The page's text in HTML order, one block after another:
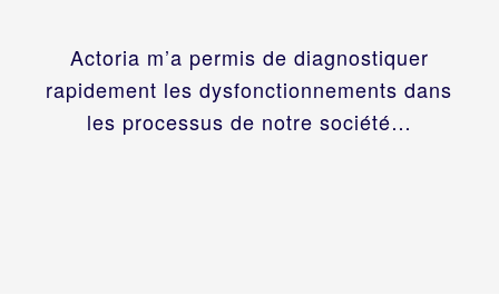
Actoria m’a permis de diagnostiquer
rapidement les dysfonctionnements dans
les processus de notre société…